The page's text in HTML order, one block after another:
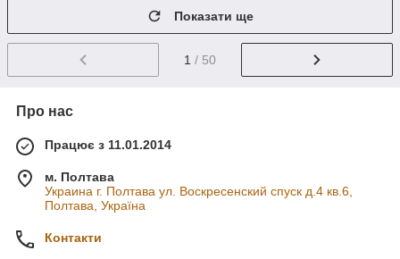
Показати ще
1 / 50
Про нас
Працює з 11.01.2014
м. Полтава
Украина г. Полтава ул. Воскресенский спуск д.4 кв.6,
Полтава, Україна
Контакти